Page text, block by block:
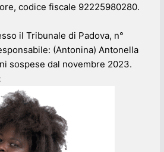
codice fiscale 92225980280.
il Tribunale di Padova, n°
(Antonina) Antonella
sospese dal novembre 2023.